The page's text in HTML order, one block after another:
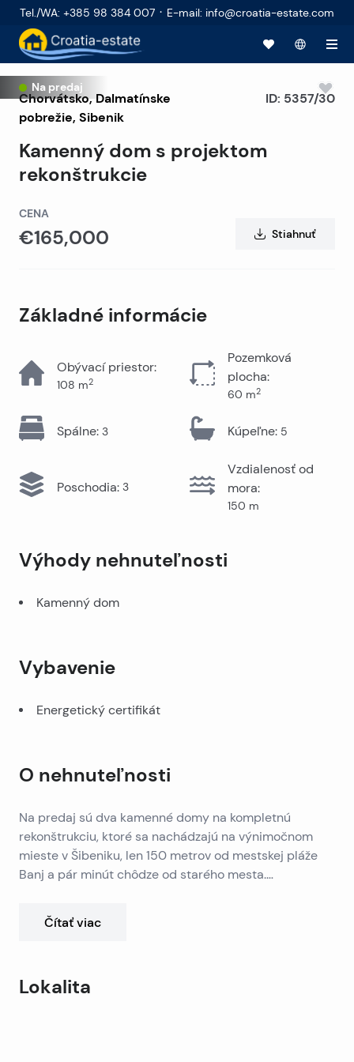
Tel./WA: +385 98 384 007 · E-mail: info@croatia-estate.com
Na predaj
Chorvátsko,Dalmatínske
pobrežie, Sibenik
Kamenný dom s projektom
rekonštrukcie
ID: 5357/30
CENA
€165,000 Stiahnuť
Základné informácie
Obývací priestor:
108 m2
Pozemková
plocha:
60 m2
Spálne: 3 Kúpeľne: 5
Poschodia: 3
Vzdialenosť od
mora:
150 m
Výhody nehnuteľnosti
Kamenný dom
Vybavenie
Energetický certifikát
O nehnuteľnosti
Na predaj sú dva kamenné domy na kompletnú
rekonštrukciu, ktoré sa nachádzajú na výnimočnom
mieste v Šibeniku, len 150 metrov od mestskej pláže
Banj a pár minút chôdze od starého mesta.
uličky, ktorá zaručuje súkromie a príjemné prostredie,
a pridanou hodnotou je prístup autom a súkromné ​​
rozmiestnené na dvoch podlažiach – prízemie a prvé
Čítať viac
Lokalita